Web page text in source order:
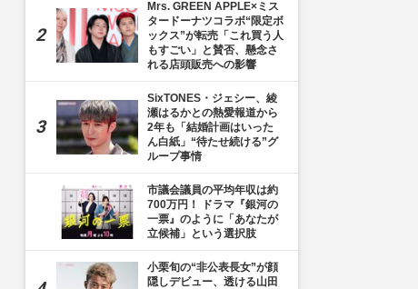
Mrs. GREEN APPLE×ミス
タードーナツコラボ“限定ボ
ックス”が転売「これ買う人
もすごい」と賛否、懸念さ
れる店頭販売への影響
SixTONES・ジェシー、綾
瀬はるかとの熱愛報道から
2年も「結婚計画はいった
ん白紙」“待たせ続ける”グ
ループ事情
市議会議員の平均年収は約
700万円！ ドラマ『銀河の
一票』のように「あなたが
立候補」という選択肢
小栗旬の“非公表長女”が顔
隠しデビュー、透ける山田